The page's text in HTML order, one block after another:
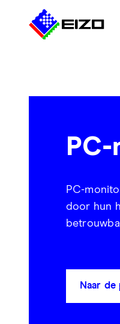
PC-
door hun
Naar